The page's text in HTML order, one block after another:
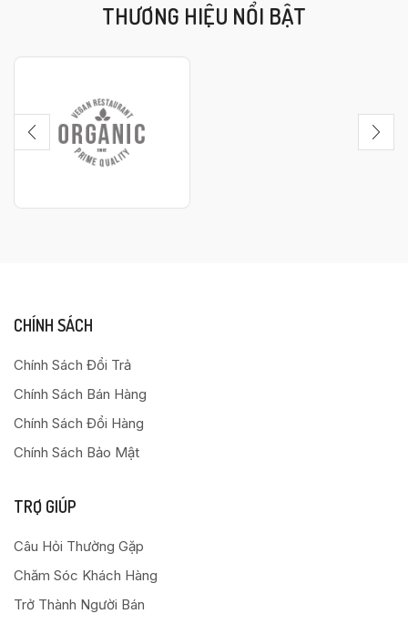
THƯƠNG HIỆU NỔI BẬT
CHÍNH SÁCH
Chính Sách Đổi Trả
Chính Sách Bán Hàng
Chính Sách Đổi Hàng
Chính Sách Bảo Mật
TRỢ GIÚP
Câu Hỏi Thường Gặp
Chăm Sóc Khách Hàng
Trở Thành Người Bán